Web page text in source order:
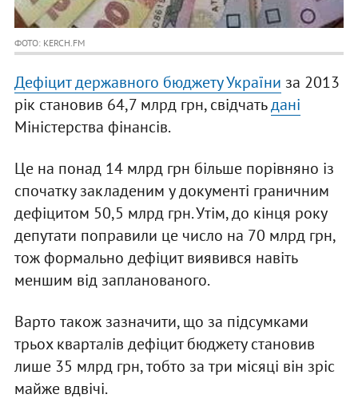
ФОТО: KERCH.FM
Дефіцит державного бюджету України за 2013
рік становив 64,7 млрд грн, свідчатьдані
Міністерства фінансів.
Це на понад 14 млрд грн більше порівняно із
спочатку закладеним у документі граничним
дефіцитом 50,5 млрд грн. Утім, до кінця року
депутати поправили це число на 70 млрд грн,
тож формально дефіцит виявився навіть
меншим від запланованого.
Варто також зазначити, що за підсумками
трьох кварталів дефіцит бюджету становив
лише 35 млрд грн, тобто за три місяці він зріс
майже вдвічі.